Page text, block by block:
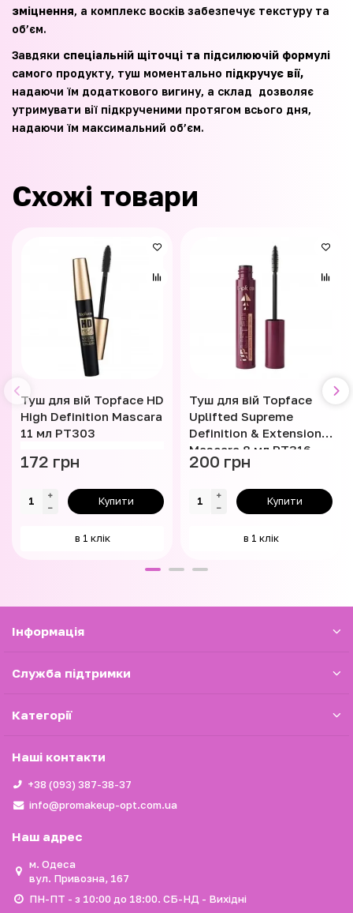
зміцнення, а комплекс восків забезпечує текстуру та
об’єм.
Завдяки спеціальній щіточці та підсилюючій формулі
самого продукту, туш моментально підкручує вії,
надаючи їм додаткового вигину, а склад дозволяє
утримувати вії підкрученими протягом всього дня,
надаючи їм максимальний обʼєм.
Схожі товари
Туш для вій Topface HD
High Definition Mascara
11 мл PT303
172 грн
Купити
в 1 клік
Туш для вій Topface
Uplifted Supreme
Definition & Extension
Mascara 8 мл PT316
200 грн
Купити
в 1 клік
Iнформація
Служба підтримки
Категорії
Наші контакти
+38 (093) 387-38-37
info@promakeup-opt.com.ua
Наш адрес
м. Одеса
вул. Привозна, 167
ПН-ПТ - з 10:00 до 18:00. СБ-НД - Вихідні